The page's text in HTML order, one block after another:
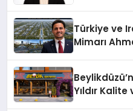
Türkiye ve
Mimarı
Hayata
Yıldır